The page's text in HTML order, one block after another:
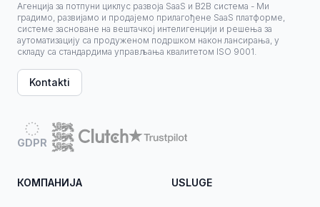
Агенција за потпуни циклус развоја SaaS и B2B система - Ми
градимо, развијамо и продајемо прилагођене SaaS платформе,
системе засноване на вештачкој интелигенцији и решења за
аутоматизацију са продуженом подршком након лансирања, у
складу са стандардима управљања квалитетом ISO 9001.
Kontakti
GDPR
КОМПАНИЈА USLUGE